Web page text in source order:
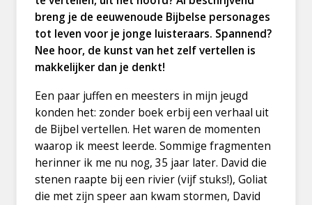
breng je de eeuwenoude Bijbelse personages
tot leven voor je jonge luisteraars. Spannend?
Nee hoor, de kunst van het zelf vertellen is
makkelijker dan je denkt!
Een paar juffen en meesters in mijn jeugd
konden het: zonder boek erbij een verhaal uit
de Bijbel vertellen. Het waren de momenten
waarop ik meest leerde. Sommige fragmenten
herinner ik me nu nog, 35 jaar later. David die
stenen raapte bij een rivier (vijf stuks!), Goliat
die met zijn speer aan kwam stormen, David